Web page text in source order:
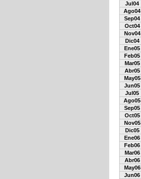
Jul04
Ago04
Sep04
Oct04
Nov04
Dic04
Ene05
Feb05
Mar05
Abr05
May05
Jun05
Jul05
Ago05
Sep05
Oct05
Nov05
Dic05
Ene06
Feb06
Mar06
Abr06
May06
Jun06